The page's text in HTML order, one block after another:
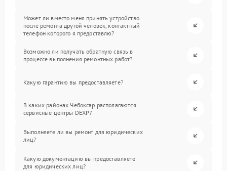
Может ли вместо меня принять устройство
после ремонта другой человек, контактный
телефон которого я предоставлю?
Возможно ли получать обратную связь в
процессе выполнения ремонтных работ?
Какую гарантию вы предоставляете?
В каких районах Чебоксар располагаются
сервисные центры DEXP?
Выполняете ли вы ремонт для юридических
лиц?
Какую документацию вы предоставляете
для юридических лиц?